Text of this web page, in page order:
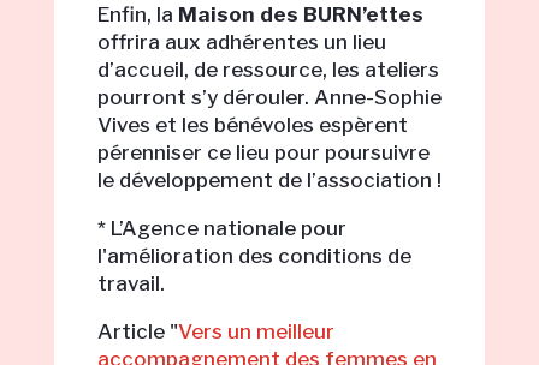
Enfin, la Maison des BURN’ettes
offrira aux adhérentes un lieu
d’accueil, de ressource, les ateliers
pourront s’y dérouler. Anne-Sophie
Vives et les bénévoles espèrent
pérenniser ce lieu pour poursuivre
le développement de l’association !
* L’Agence nationale pour
l'amélioration des conditions de
travail.
Article "Vers un meilleur
accompagnement des femmes en